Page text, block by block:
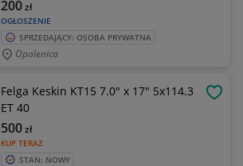
OGŁOSZENIE
200zł
SPRZEDAJĄCY: OSOBA PRYWATNA
Opalenica
Felga Keskin KT15 7.0" x 17" 5x114.3
ET 40
KUP TERAZ
500zł
STAN: NOWY